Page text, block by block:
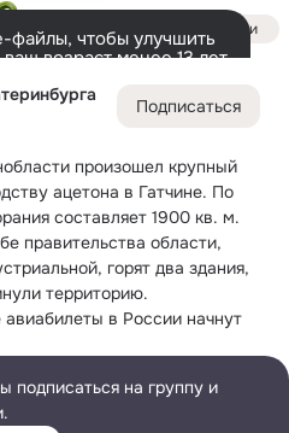
Подписаться
произошел крупный
ацетона в Гатчине. По
составляет 1900 кв. м.
правительства области,
горят два здания,
территорию.
в России начнут
11 физлиц, 51 компании и 3
фирм и 1 физлица из
Войти
чтобы улучшить
возраст менее 13 лет,
информации
подписаться на группу и